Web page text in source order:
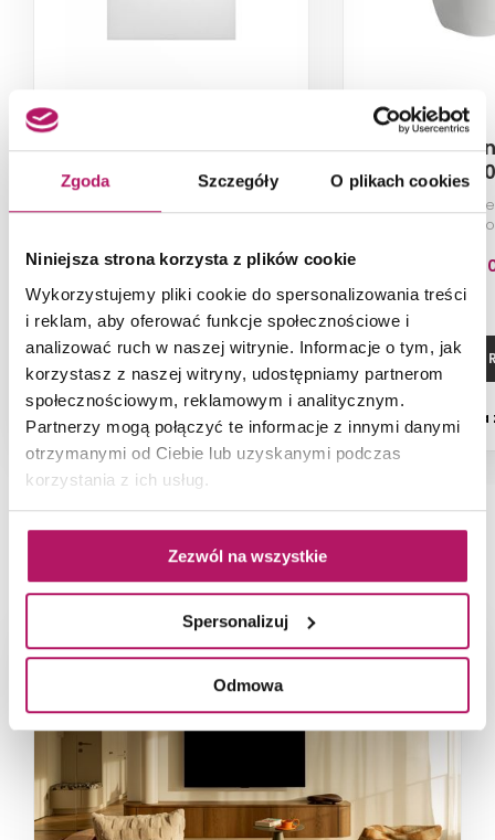
Zgoda Szczegóły O plikach cookies
Niniejsza strona korzysta z plików cookie
Wykorzystujemy pliki cookie do spersonalizowania treści
i reklam, aby oferować funkcje społecznościowe i
analizować ruch w naszej witrynie. Informacje o tym, jak
korzystasz z naszej witryny, udostępniamy partnerom
społecznościowym, reklamowym i analitycznym.
Partnerzy mogą połączyć te informacje z innymi danymi
otrzymanymi od Ciebie lub uzyskanymi podczas
korzystania z ich usług.
Zezwól na wszystkie
Spersonalizuj
Odmowa
Laufen Pro
H2109530000001
ZOBACZ PRODUKT
Miska WC
lejowa,
1
ZOBACZ
Dostępność:
NAJNOWSZE ARTYKUŁY